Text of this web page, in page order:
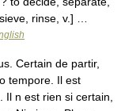
rinse, v.] …
Certain de partir,
tempore. Il est
n est rien si certain,